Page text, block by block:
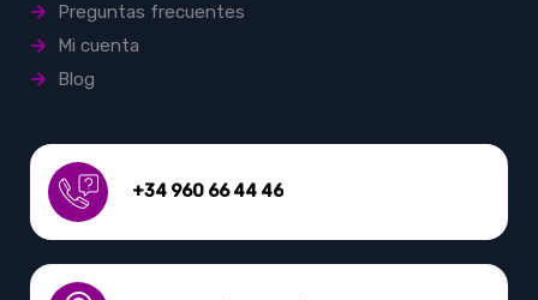
Preguntas frecuentes
Mi cuenta
Blog
+34 960 66 44 46